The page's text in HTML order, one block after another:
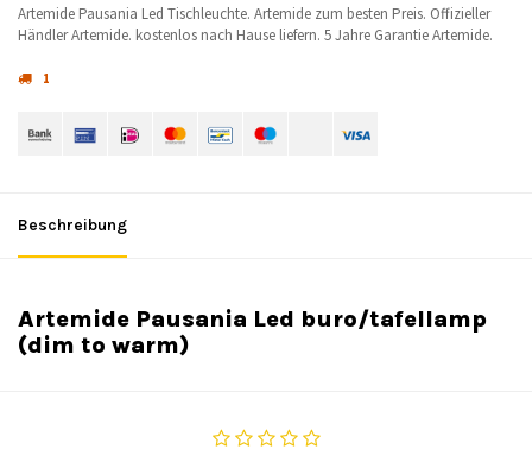
Artemide Pausania Led Tischleuchte. Artemide zum besten Preis. Offizieller
Händler Artemide. kostenlos nach Hause liefern. 5 Jahre Garantie Artemide.
1
Beschreibung
Artemide Pausania Led buro/tafellamp
(dim to warm)